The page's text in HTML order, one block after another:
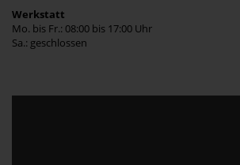
Werkstatt
Mo. bis Fr.: 08:00 bis 17:00 Uhr
Sa.: geschlossen